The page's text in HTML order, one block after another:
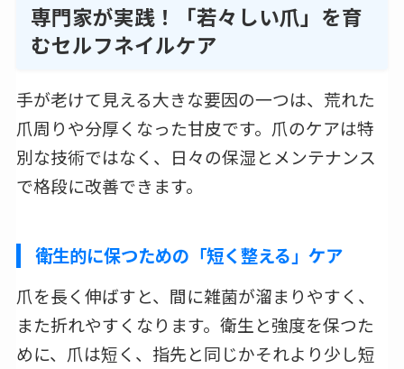
専門家が実践！「若々しい爪」を育
むセルフネイルケア
手が老けて見える大きな要因の一つは、荒れた
爪周りや分厚くなった甘皮です。爪のケアは特
別な技術ではなく、日々の保湿とメンテナンス
で格段に改善できます。
衛生的に保つための「短く整える」ケア
爪を長く伸ばすと、間に雑菌が溜まりやすく、
また折れやすくなります。衛生と強度を保つた
めに、爪は短く、指先と同じかそれより少し短